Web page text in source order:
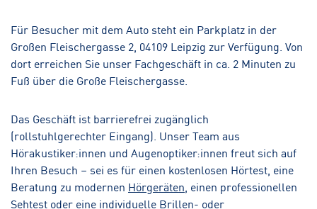
Für Besucher mit dem Auto steht ein Parkplatz in der
Großen Fleischergasse 2, 04109 Leipzig zur Verfügung. Von
dort erreichen Sie unser Fachgeschäft in ca. 2 Minuten zu
Fuß über die Große Fleischergasse.
Das Geschäft ist barrierefrei zugänglich
(rollstuhlgerechter Eingang). Unser Team aus
Hörakustiker:innen und Augenoptiker:innen freut sich auf
Ihren Besuch – sei es für einen kostenlosen Hörtest, eine
Beratung zu modernen Hörgeräten , einen professionellen
Sehtest oder eine individuelle Brillen- oder